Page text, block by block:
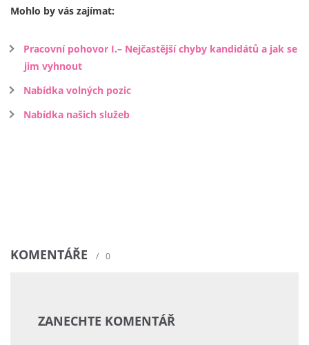
Mohlo by vás zajímat:
Pracovní pohovor I.– Nejčastější chyby kandidátů a jak se
jim vyhnout
Nabídka volných pozic
Nabídka našich služeb
KOMENTÁŘE / 0
ZANECHTE KOMENTÁŘ